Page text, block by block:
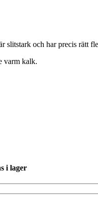
och har precis rätt
varm kalk.
i lager